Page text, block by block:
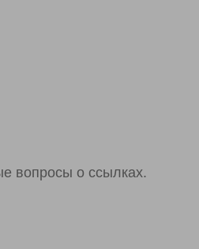
вопросы о ссылках.